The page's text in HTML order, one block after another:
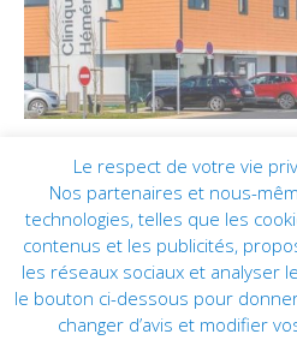
CLINIQUE HÉMÉRA © 2019 | Tous
Le respect de votre vie
Nos partenaires et nous-
technologies, telles que les
contenus et les publicités,
les réseaux sociaux et analyser
le bouton ci-dessous pour
changer d’avis et modifier